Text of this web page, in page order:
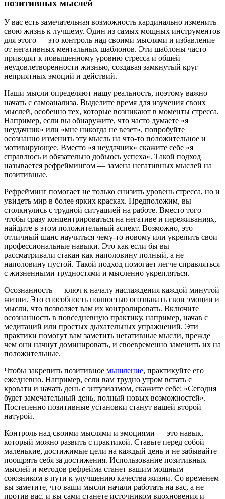
позитивных мыслей
У вас есть замечательная возможность кардинально изменить
свою жизнь к лучшему. Один из самых мощных инструментов
для этого — это контроль над своими мыслями и избавление
от негативных ментальных шаблонов. Эти шаблоны часто
приводят к повышенному уровню стресса и общей
неудовлетворенности жизнью, создавая замкнутый круг
неприятных эмоций и действий.
Наши мысли определяют нашу реальность, поэтому важно
начать с самоанализа. Выделите время для изучения своих
мыслей, особенно тех, которые возникают в моменты стресса.
Например, если вы обнаружите, что часто думаете «я
неудачник» или «мне никогда не везет», попробуйте
осознанно изменить эту мысль на что-то положительное и
мотивирующее. Вместо «я неудачник» скажите себе «я
справлюсь и обязательно добьюсь успеха». Такой подход
называется рефреймингом — замена негативных мыслей на
позитивные.
Рефрейминг помогает не только снизить уровень стресса, но и
увидеть мир в более ярких красках. Предположим, вы
столкнулись с трудной ситуацией на работе. Вместо того
чтобы сразу концентрироваться на негативе и переживаниях,
найдите в этом положительный аспект. Возможно, это
отличный шанс научиться чему-то новому или укрепить свои
профессиональные навыки. Это как если бы вы
рассматривали стакан как наполовину полный, а не
наполовину пустой. Такой подход помогает легче справляться
с жизненными трудностями и мысленно укрепляться.
Осознанность — ключ к началу наслаждения каждой минутой
жизни. Это способность полностью осознавать свои эмоции и
мысли, что позволяет вам их контролировать. Включите
осознанность в повседневную практику, например, начав с
медитаций или простых дыхательных упражнений. Эти
практики помогут вам заметить негативные мысли, прежде
чем они начнут доминировать, и своевременно заменить их на
положительные.
Чтобы закрепить позитивное мышление, практикуйте его
ежедневно. Например, если вам трудно утром встать с
кровати и начать день с энтузиазмом, скажите себе: «Сегодня
будет замечательный день, полный новых возможностей».
Постепенно позитивные установки станут вашей второй
натурой.
Контроль над своими мыслями и эмоциями — это навык,
который можно развить с практикой. Ставьте перед собой
маленькие, достижимые цели на каждый день и не забывайте
поощрять себя за достижения. Использование позитивных
мыслей и методов рефрейма станет вашим мощным
союзником в пути к улучшению качества жизни. Со временем
вы заметите, что ваши мысли начали работать на вас, а не
против вас, и вы сами станете источником вдохновения и